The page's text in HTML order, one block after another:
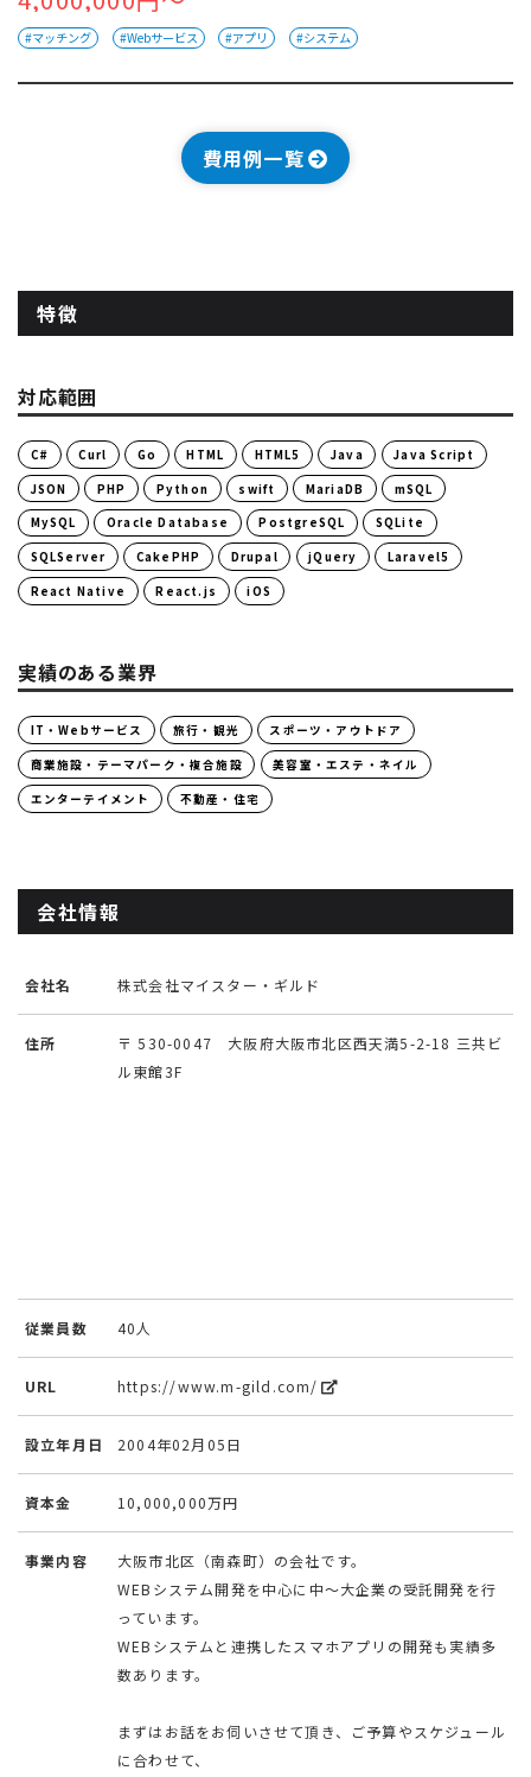
#マッチング #Webサービス #アプリ #システム
費用例一覧
特徴
対応範囲
C# Curl Go HTML HTML5 Java Java Script
JSON PHP Python swift MariaDB mSQL
MySQL Oracle Database PostgreSQL SQLite
SQLServer CakePHP Drupal jQuery Laravel5
React Native React.js iOS
実績のある業界
IT・Webサービス 旅行・観光 スポーツ・アウトドア
商業施設・テーマパーク・複合施設 美容室・エステ・ネイル
エンターテイメント 不動産・住宅
会社情報
会社名 株式会社マイスター・ギルド
住所
〒 530-0047 大阪府大阪市北区西天満5-2-18 三共ビ
ル東館3F
従業員数 40人
URL https://www.m-gild.com/
設立年月日 2004年02月05日
資本金 10,000,000万円
事業内容
大阪市北区（南森町）の会社です。
WEBシステム開発を中心に中～大企業の受託開発を行
っています。
WEBシステムと連携したスマホアプリの開発も実績多
数あります。
まずはお話をお伺いさせて頂き、ご予算やスケジュール
に合わせて、